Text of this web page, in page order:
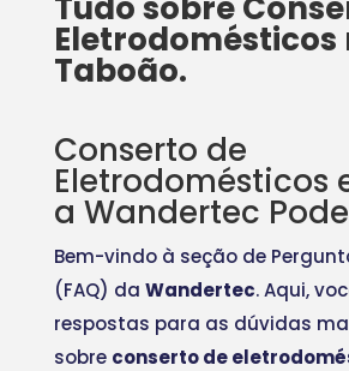
Eletrodomésticos
Taboão.
Conserto de
Eletrodomésticos
a Wandertec
Bem-vindo à seção de
(FAQ) da Wandertec. Aqui,
respostas para as dúvidas
sobre conserto de